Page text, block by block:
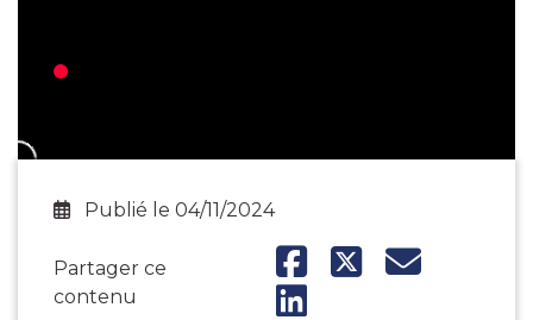
Publié le 04/11/2024
Partager ce
contenu